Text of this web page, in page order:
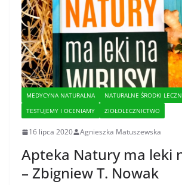
MEDYCYNA NATURALNA NATURALNE ŚRODKI
TESTUJEMY I OCENIAMY
ZIOŁOLECZNICTWO
16 lipca 2020 Agnieszka Matuszewska
Apteka Natury ma leki
– Zbigniew T. Nowak